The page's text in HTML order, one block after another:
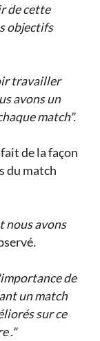
de cette
objectifs
travailler
avons un
match".
de la façon
du match
nous avons
de
un match
sur ce
."